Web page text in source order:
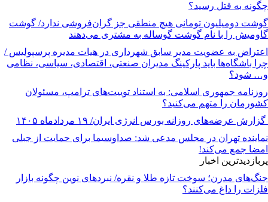
چگونه به قتل رسید؟
گوشت دومیلیون تومانی هیچ منطقی جز گران‌فروشی ندارد/ گوشت
گاومیش را با نام گوشت گوساله به مشتری می‌دهند
اعتراض به عضویت مدیر سابق شهرداری در هیات مدیره پرسپولیس /
چرا باشگاه‌ها باید پارکینگ مدیران صنعتی، اقتصادی، سیاسی، نظامی
و… شود؟
روزنامه جمهوری اسلامی: به استناد توییت‌های ترامپ، مسئولان
کشورمان را متهم می‌کنید؟
گزارش عرضه‌های روزانه بورس انرژی ایران/ ۱۹ مردادماه ۱۴۰۵
نماینده تهران در مجلس مدعی شد: صداوسیما برای حمایت از جبلی
امضا جمع می‌کند!
پربازدیدترین اخبار
جنگ‌های مدرن؛ سوخت تازه طلا و نقره/ نبردهای نوین چگونه بازار
فلزات را داغ می‌کنند؟